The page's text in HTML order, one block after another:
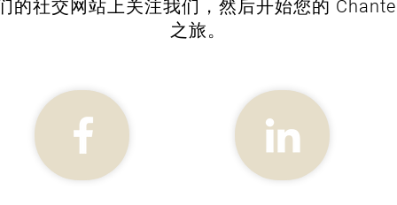
的社交网站上关注我们，然后开始您的
之旅。